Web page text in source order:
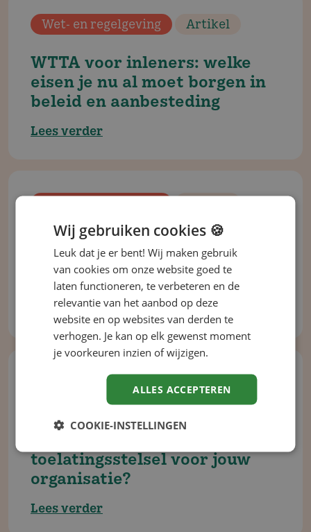
Wet- en regelgeving Artikel
WTTA voor inleners: welke
eisen je nu al moet borgen in
beleid en aanbeste­ding
Lees verder
Wet- en regelgeving Artikel
VBAR gewijzigd: dit betekent
het voor de komst van de
Zelfstan­di­genwet
Lees verder
Wet- en regelgeving
WTTA in aantocht: wat
betekent het nieuwe
toelatings­stelsel voor jouw
organisatie?
Lees verder
Wij gebruiken cookies 🍪
Leuk dat je er bent! Wij maken gebruik
van cookies om onze website goed te
laten functioneren, te verbeteren en de
relevantie van het aanbod op deze
website en op websites van derden te
verhogen. Je kan op elk gewenst moment
je voorkeuren inzien of wijzigen.
ALLES ACCEPTEREN
COOKIE-INSTELLINGEN